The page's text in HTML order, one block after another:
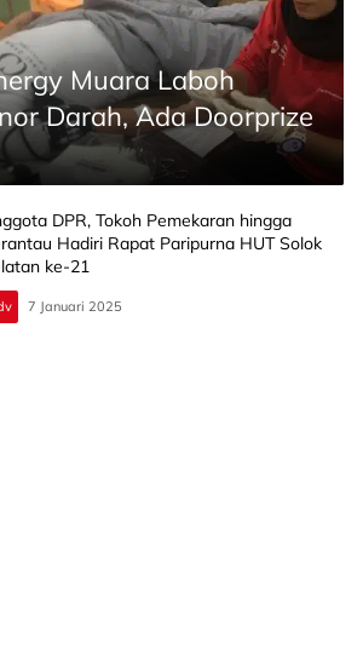
Muara Laboh
Darah, Ada Doorprize
DPR, Tokoh Pemekaran hingga
Hadiri Rapat Paripurna HUT Solok
ke-21
7 Januari 2025